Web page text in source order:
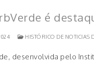
é
HISTÓRICO DE NOTICIAS
desenvolvida pelo